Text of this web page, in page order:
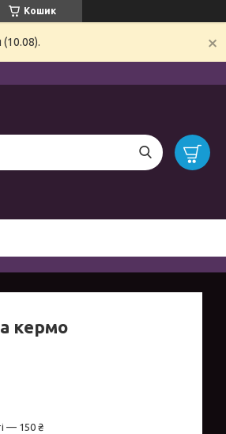
Кошик
кермо
— 150 ₴